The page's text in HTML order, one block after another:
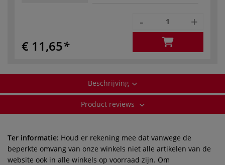
€ 11,65
- +
Beschrijving
Product reviews
Ter informatie: Houd er rekening mee dat vanwege de
beperkte omvang van onze winkels niet alle artikelen van de
website ook in alle winkels op voorraad zijn. Om